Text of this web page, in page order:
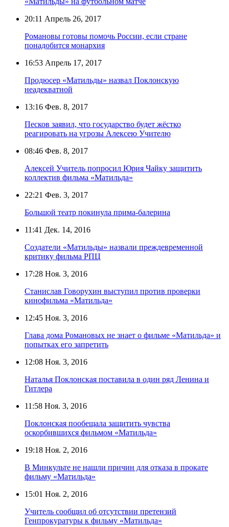
20:11 Апрель 26, 2017
Романовы готовы помочь России, если стране
понадобится монархия
16:53 Апрель 17, 2017
Продюсер «Матильды» назвал Поклонскую
неадекватной
13:16 Фев. 8, 2017
Песков заявил, что государство будет жёстко
реагировать на угрозы Алексею Учителю
08:46 Фев. 8, 2017
Алексей Учитель попросил Юрия Чайку защитить
коллектив фильма «Матильда»
22:21 Фев. 3, 2017
Большой театр покинула прима-балерина
11:41 Дек. 14, 2016
Создатели «Матильды» назвали преждевременной
критику фильма РПЦ
17:28 Ноя. 3, 2016
Станислав Говорухин выступил против проверки
кинофильма «Матильда»
12:45 Ноя. 3, 2016
Глава дома Романовых не знает о фильме «Матильда» и
попытках его запретить
12:08 Ноя. 3, 2016
Наталья Поклонская поставила в один ряд Ленина и
Гитлера
11:58 Ноя. 3, 2016
Поклонская пообещала защитить чувства
оскорбившихся фильмом «Матильда»
19:18 Ноя. 2, 2016
В Минкульте не нашли причин для отказа в прокате
фильму «Матильда»
15:01 Ноя. 2, 2016
Учитель сообщил об отсутствии претензий
Генпрокуратуры к фильму «Матильда»